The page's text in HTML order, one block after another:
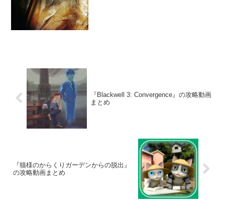
『Blackwell 3: Convergence』の攻略動画
まとめ
『猫様のからくりガーデンからの脱出』
の攻略動画まとめ